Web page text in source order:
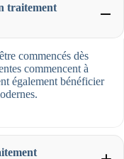
traitement
commencés dès
commencent à
également bénéficier